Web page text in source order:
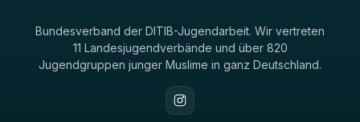
Bundesverband der DITIB-Jugendarbeit. Wir vertreten
11 Landesjugendverbände und über 820
Jugendgruppen junger Muslime in ganz Deutschland.